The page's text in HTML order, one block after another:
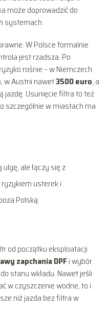
może doprowadzić do
systemach.
W Polsce formalnie
jest rzadsza. Po
rośnie – w Niemczech
w Austrii nawet3500 euro, a
jazdę. Usunięcie filtra to też
szczególnie w miastach ma
ale łączy się z
usterek i
Polską.
od początku eksploatacji
zapchania DPFi wybór
stanu wkładu. Nawet jeśli
w czyszczenie wodne, to i
niż jazda bez filtra w